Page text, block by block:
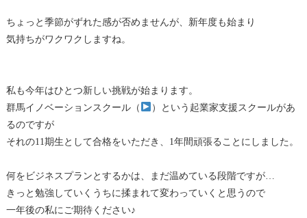
ちょっと季節がずれた感が否めませんが、新年度も始まり
気持ちがワクワクしますね。
私も今年はひとつ新しい挑戦が始まります。
群馬イノベーションスクール（
）という起業家支援スクールがあ
るのですが
それの11期生として合格をいただき、1年間頑張ることにしました。
何をビジネスプランとするかは、まだ温めている段階ですが…
きっと勉強していくうちに揉まれて変わっていくと思うので
一年後の私にご期待ください♪